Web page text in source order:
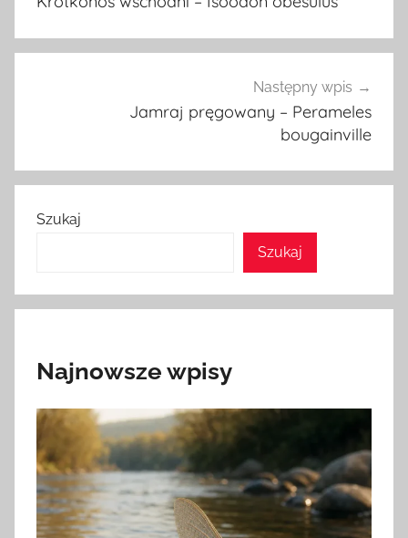
Następny wpis
Jamraj pręgowany – Perameles
bougainville
Szukaj
Szukaj
Najnowsze wpisy